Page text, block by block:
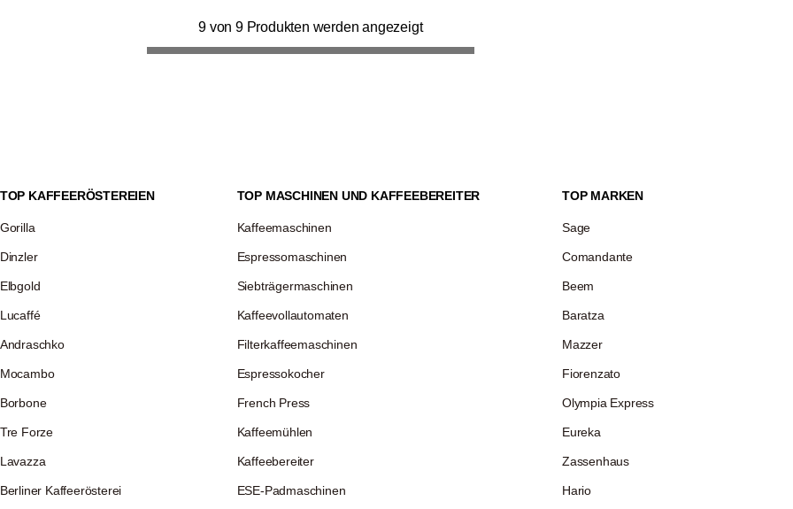
9 von 9 Produkten werden angezeigt
TOP KAFFEERÖSTEREIEN
Gorilla
Dinzler
Elbgold
Lucaffé
Andraschko
Mocambo
Borbone
Tre Forze
Lavazza
Berliner Kaffeerösterei
TOP MASCHINEN UND KAFFEEBEREITER
Kaffeemaschinen
Espressomaschinen
Siebträgermaschinen
Kaffeevollautomaten
Filterkaffeemaschinen
Espressokocher
French Press
Kaffeemühlen
Kaffeebereiter
ESE-Padmaschinen
TOP MARKEN
Sage
Comandante
Beem
Baratza
Mazzer
Fiorenzato
Olympia Express
Eureka
Zassenhaus
Hario